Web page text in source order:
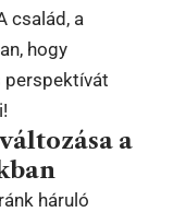
család, a
hogy
perspektívát
a
háruló